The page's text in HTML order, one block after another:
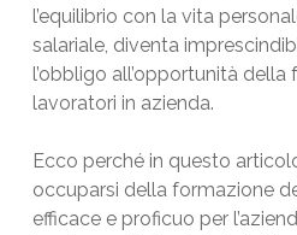
l’equilibrio con la vita
salariale, diventa
l’obbligo all’opportunità
lavoratori in azienda.
Ecco perché in questo
occuparsi della formazione
efficace e proficuo per